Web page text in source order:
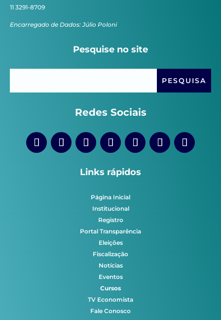
11 3291-8709
Encarregado de Dados: Júlio Poloni
Pesquise no site
Redes Sociais
Links rápidos
Página Inicial
Institucional
Registro
Portal Transparência
Eleições
Fiscalização
Notícias
Eventos
Cursos
TV Economista
Fale Conosco